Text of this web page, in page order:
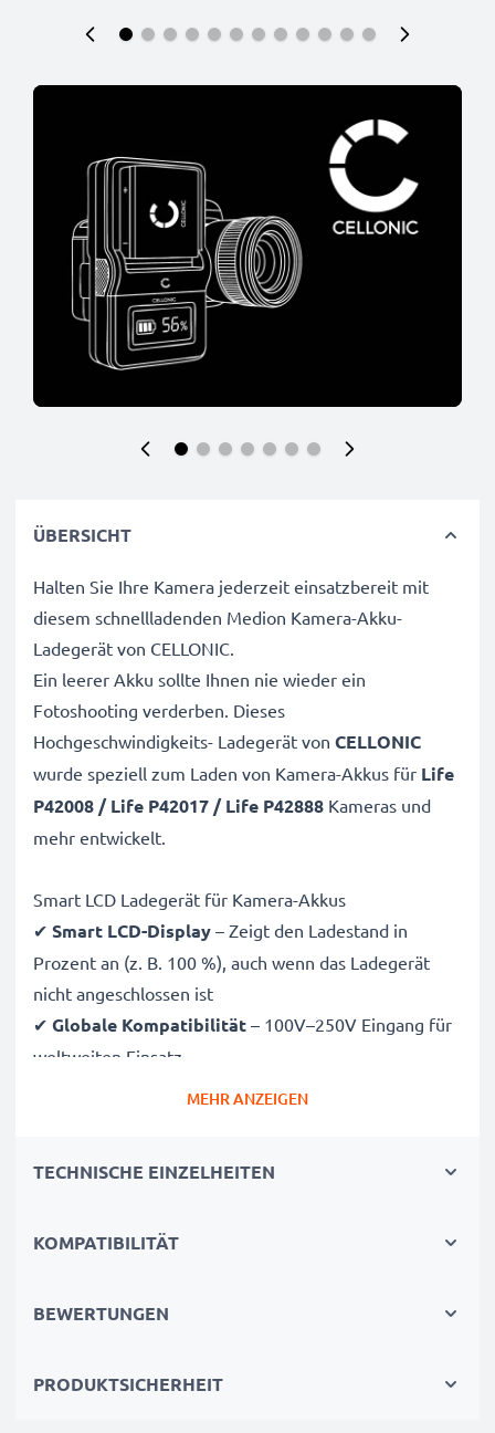
ÜBERSICHT
Halten Sie Ihre Kamera jederzeit einsatzbereit mit
diesem schnellladenden Medion Kamera-Akku-
Ladegerät von CELLONIC.
Ein leerer Akku sollte Ihnen nie wieder ein
Fotoshooting verderben. Dieses
Hochgeschwindigkeits- Ladegerät von CELLONIC
wurde speziell zum Laden von Kamera-Akkus für Life
P42008 / Life P42017 / Life P42888 Kameras und
mehr entwickelt.
Smart LCD Ladegerät für Kamera-Akkus
✔ Smart LCD-Display – Zeigt den Ladestand in
Prozent an (z. B. 100 %), auch wenn das Ladegerät
nicht angeschlossen ist
✔ Globale Kompatibilität – 100V–250V Eingang für
weltweiten Einsatz
mit Schutz vor Überladung, Überhitzung und
✔Kompakt & leicht
MEHR ANZEIGEN
TECHNISCHE EINZELHEITEN
KOMPATIBILITÄT
BEWERTUNGEN
PRODUKTSICHERHEIT